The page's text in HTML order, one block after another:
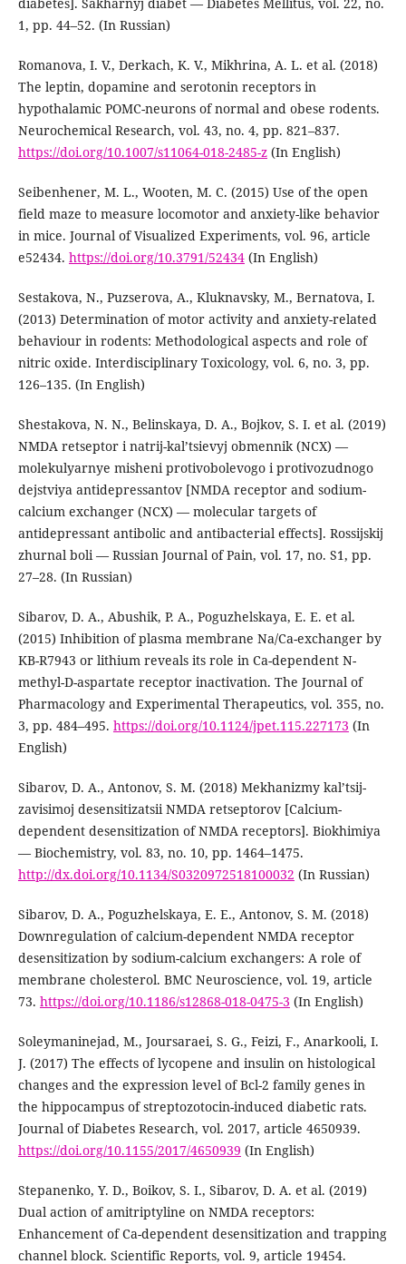
1, pp. 44–52. (In Russian)
Romanova, I. V., Derkach, K. V., Mikhrina, A. L. et al. (2018)
The leptin, dopamine and serotonin receptors in
hypothalamic POMC-neurons of normal and obese rodents.
Neurochemical Research, vol. 43, no. 4, pp. 821–837.
https://doi.org/10.1007/s11064-018-2485-z(In English)
Seibenhener, M. L., Wooten, M. C. (2015) Use of the open
field maze to measure locomotor and anxiety-like behavior
in mice. Journal of Visualized Experiments, vol. 96, article
e52434. https://doi.org/10.3791/52434(In English)
Sestakova, N., Puzserova, A., Kluknavsky, M., Bernatova, I.
(2013) Determination of motor activity and anxiety-related
behaviour in rodents: Methodological aspects and role of
nitric oxide. Interdisciplinary Toxicology, vol. 6, no. 3, pp.
126–135. (In English)
Shestakova, N. N., Belinskaya, D. A., Bojkov, S. I. et al. (2019)
NMDA retseptor i natrij-kal’tsievyj obmennik (NCX) —
molekulyarnye misheni protivobolevogo i protivozudnogo
dejstviya antidepressantov [NMDA receptor and sodium-
calcium exchanger (NCX) — molecular targets of
antidepressant antibolic and antibacterial effects]. Rossijskij
zhurnal boli — Russian Journal of Pain, vol. 17, no. S1, pp.
27–28. (In Russian)
Sibarov, D. A., Abushik, P. A., Poguzhelskaya, E. E. et al.
(2015) Inhibition of plasma membrane Na/Ca-exchanger by
KB-R7943 or lithium reveals its role in Ca-dependent N-
methyl-D-aspartate receptor inactivation. The Journal of
Pharmacology and Experimental Therapeutics, vol. 355, no.
3, pp. 484–495. https://doi.org/10.1124/jpet.115.227173 (In
English)
Sibarov, D. A., Antonov, S. M. (2018) Mekhanizmy kal’tsij-
zavisimoj desensitizatsii NMDA retseptorov [Calcium-
dependent desensitization of NMDA receptors]. Biokhimiya
— Biochemistry, vol. 83, no. 10, pp. 1464–1475.
http://dx.doi.org/10.1134/S0320972518100032 (In Russian)
Sibarov, D. A., Poguzhelskaya, E. E., Antonov, S. M. (2018)
Downregulation of calcium-dependent NMDA receptor
desensitization by sodium-calcium exchangers: A role of
membrane cholesterol. BMC Neuroscience, vol. 19, article
73. https://doi.org/10.1186/s12868-018-0475-3 (In English)
Soleymaninejad, M., Joursaraei, S. G., Feizi, F., Anarkooli, I.
J. (2017) The effects of lycopene and insulin on histological
changes and the expression level of Bcl-2 family genes in
the hippocampus of streptozotocin-induced diabetic rats.
Journal of Diabetes Research, vol. 2017, article 4650939.
https://doi.org/10.1155/2017/4650939 (In English)
Stepanenko, Y. D., Boikov, S. I., Sibarov, D. A. et al. (2019)
Dual action of amitriptyline on NMDA receptors:
Enhancement of Ca-dependent desensitization and trapping
channel block. Scientific Reports, vol. 9, article 19454.